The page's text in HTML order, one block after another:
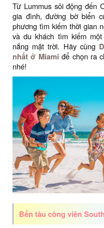
Từ Lummus sôi động đến
gia đình, đường bờ biển
phương tìm kiếm thời gian
và du khách tìm kiếm
nắng mặt trời. Hãy cùng
nhất ở Miamiđể chọn ra
nhé!
Bến tàu công viên